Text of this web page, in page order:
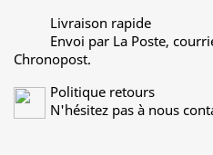
Livraison rapide
Envoi par La Poste,
Chronopost.
Politique retours
N'hésitez pas à nous